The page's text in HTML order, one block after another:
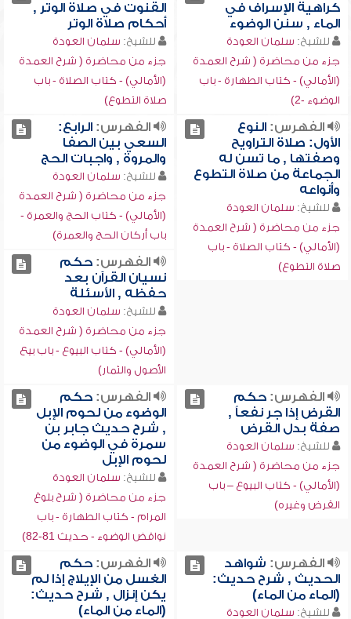
كراهية الإسراف في
الماء , سنن الوضوء
للشيخ: سلمان العودة
جزء من محاضرة ( شرح العمدة
(الأمالي) - كتاب الطهارة - باب
الوضوء -2)
القنوت في صلاة الوتر ,
أحكام صلاة الوتر
للشيخ: سلمان العودة
جزء من محاضرة ( شرح العمدة
(الأمالي) - كتاب الصلاة - باب
صلاة التطوع)
الفهرس:النوع
الأول: صلاة التراويح
وصفتها , ما تسن له
الجماعة من صلاة التطوع
وأنواعه
للشيخ: سلمان العودة
جزء من محاضرة ( شرح العمدة
(الأمالي) - كتاب الصلاة - باب
صلاة التطوع)
الفهرس:الرابع:
السعي بين الصفا
والمروة , واجبات الحج
للشيخ: سلمان العودة
جزء من محاضرة ( شرح العمدة
(الأمالي) - كتاب الحج والعمرة -
باب أركان الحج والعمرة)
الفهرس:حكم
نسيان القرآن بعد
حفظه , الأسئلة
للشيخ: سلمان العودة
جزء من محاضرة ( شرح العمدة
(الأمالي) - كتاب البيوع - باب بيع
الأصول والثمار)
الفهرس:حكم
القرض إذا جر نفعاً ,
صفة بدل القرض
للشيخ: سلمان العودة
جزء من محاضرة ( شرح العمدة
(الأمالي) - كتاب البيوع – باب
القرض وغيره)
الفهرس:حكم
الوضوء من لحوم الإبل
, شرح حديث جابر بن
سمرة في الوضوء من
لحوم الإبل
للشيخ: سلمان العودة
جزء من محاضرة ( شرح بلوغ
المرام - كتاب الطهارة - باب
نواقض الوضوء - حديث 81-82)
الفهرس: شواهد
الحديث , شرح حديث:
(الماء من الماء)
للشيخ: سلمان العودة
الفهرس:حكم
الغسل من الإيلاج إذا لم
يكن إنزال , شرح حديث:
(الماء من الماء)